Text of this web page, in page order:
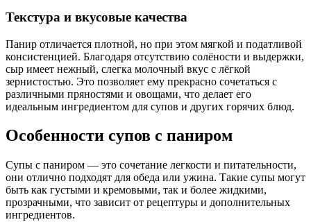
Текстура и вкусовые качества
Панир отличается плотной, но при этом мягкой и податливой
консистенцией. Благодаря отсутствию солёности и выдержки,
сыр имеет нежный, слегка молочный вкус с лёгкой
зернистостью. Это позволяет ему прекрасно сочетаться с
различными пряностями и овощами, что делает его
идеальным ингредиентом для супов и других горячих блюд.
Особенности супов с паниром
Супы с паниром — это сочетание легкости и питательности,
они отлично подходят для обеда или ужина. Такие супы могут
быть как густыми и кремовыми, так и более жидкими,
прозрачными, что зависит от рецептуры и дополнительных
ингредиентов.